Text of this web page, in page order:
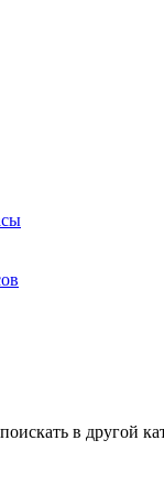
в другой